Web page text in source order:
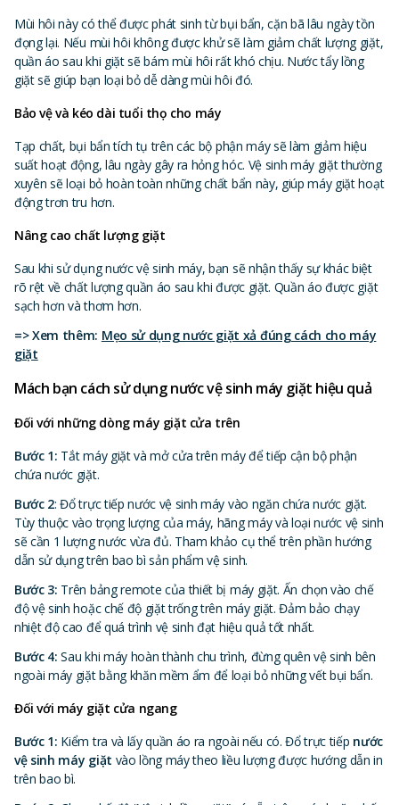
Mùi hôi này có thể được phát sinh từ bụi bẩn, cặn bã lâu ngày tồn
đọng lại. Nếu mùi hôi không được khử sẽ làm giảm chất lượng giặt,
quần áo sau khi giặt sẽ bám mùi hôi rất khó chịu. Nước tẩy lồng
giặt sẽ giúp bạn loại bỏ dễ dàng mùi hôi đó.
Bảo vệ và kéo dài tuổi thọ cho máy
Tạp chất, bụi bẩn tích tụ trên các bộ phận máy sẽ làm giảm hiệu
suất hoạt động, lâu ngày gây ra hỏng hóc. Vệ sinh máy giặt thường
xuyên sẽ loại bỏ hoàn toàn những chất bẩn này, giúp máy giặt hoạt
động trơn tru hơn.
Nâng cao chất lượng giặt
Sau khi sử dụng nước vệ sinh máy, bạn sẽ nhận thấy sự khác biệt
rõ rệt về chất lượng quần áo sau khi được giặt. Quần áo được giặt
sạch hơn và thơm hơn.
=> Xem thêm: Mẹo sử dụng nước giặt xả đúng cách cho máy
giặt
Mách bạn cách sử dụng nước vệ sinh máy giặt hiệu quả
Đối với những dòng máy giặt cửa trên
Bước 1: Tắt máy giặt và mở cửa trên máy để tiếp cận bộ phận
chứa nước giặt.
Bước 2: Đổ trực tiếp nước vệ sinh máy vào ngăn chứa nước giặt.
Tùy thuộc vào trọng lượng của máy, hãng máy và loại nước vệ sinh
sẽ cần 1 lượng nước vừa đủ. Tham khảo cụ thể trên phần hướng
dẫn sử dụng trên bao bì sản phẩm vệ sinh.
Bước 3: Trên bảng remote của thiết bị máy giặt. Ấn chọn vào chế
độ vệ sinh hoặc chế độ giặt trống trên máy giặt. Đảm bảo chạy
nhiệt độ cao để quá trình vệ sinh đạt hiệu quả tốt nhất.
Bước 4: Sau khi máy hoàn thành chu trình, đừng quên vệ sinh bên
ngoài máy giặt bằng khăn mềm ẩm để loại bỏ những vết bụi bẩn.
Đối với máy giặt cửa ngang
Bước 1: Kiểm tra và lấy quần áo ra ngoài nếu có. Đổ trực tiếp nước
vệ sinh máy giặt vào lồng máy theo liều lượng được hướng dẫn in
trên bao bì.